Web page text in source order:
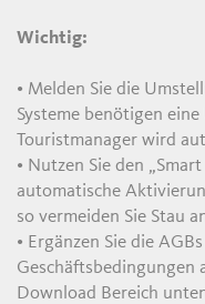
Wichtig:
• Melden Sie die
Systeme benötigen
Touristmanager wird
• Nutzen Sie den
automatische
so vermeiden Sie Stau
• Ergänzen Sie die
Geschäftsbedingungen
Download Bereich